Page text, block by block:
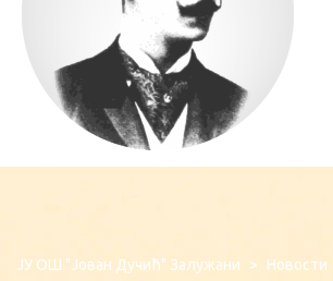
ЈУ ОШ "Јован Дучић" Залужани > Новости